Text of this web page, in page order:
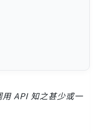
API 知之甚少或一